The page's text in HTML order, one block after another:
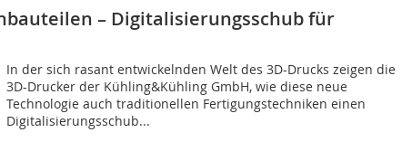
– Digitalisierungsschub für
In der sich rasant entwickelnden Welt des 3D-Drucks zeigen die
3D-Drucker der Kühling&Kühling GmbH, wie diese neue
Technologie auch traditionellen Fertigungstechniken einen
Digitalisierungsschub...